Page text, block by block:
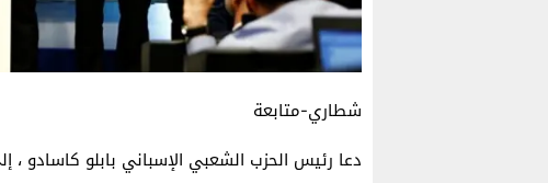
شطاري-متابعة
دعا رئيس الحزب الشعبي الإسباني بابلو كاسادو